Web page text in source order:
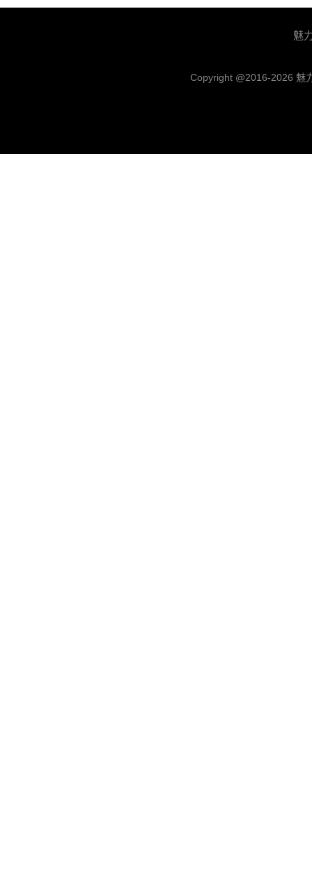
魅
Copyright @2016-2026 魅